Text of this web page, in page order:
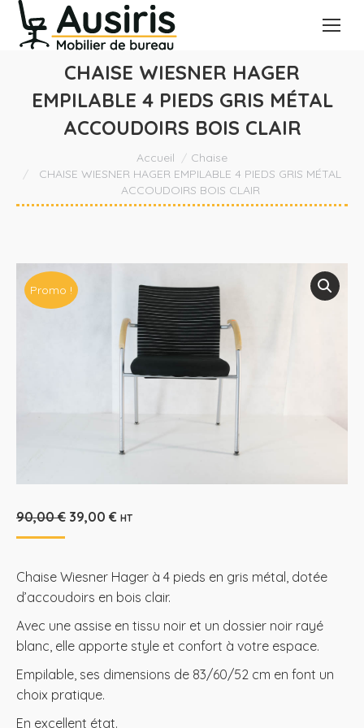
CHAISE WIESNER HAGER
EMPILABLE 4 PIEDS GRIS MÉTAL
ACCOUDOIRS BOIS CLAIR
Accueil
Chaise
CHAISE WIESNER HAGER EMPILABLE 4 PIEDS GRIS MÉTAL
ACCOUDOIRS BOIS CLAIR
Promo !
90,00€ Le
90,00 €.
39,00 €Le
39,00 €.
HT
Chaise Wiesner Hager à 4 pieds en gris métal, dotée
d’accoudoirs en bois clair.
Avec une assise en tissu noir et un dossier noir rayé
blanc, elle apporte style et confort à votre espace.
Empilable, ses dimensions de 83/60/52 cm en font un
choix pratique.
En excellent état.